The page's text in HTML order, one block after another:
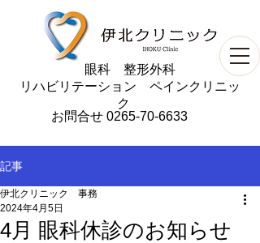
お問合せ 0265-70-6633
​眼科 整形外科
リハビリテーション ペインクリニッ
ク
記事
4月 眼科休診のお知らせ
伊北クリニック 事務
2024年4月5日